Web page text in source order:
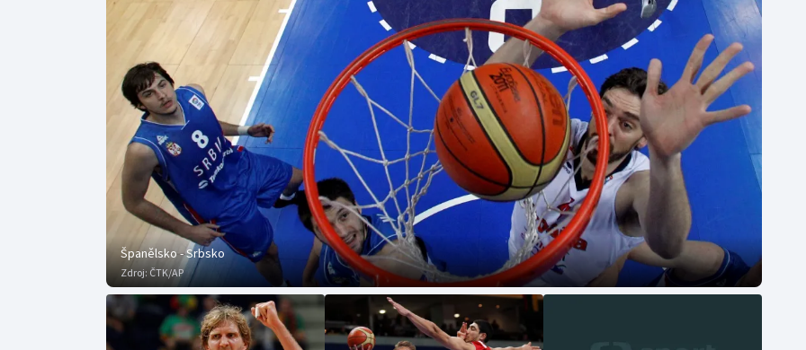
Curling
Florbal
Futsal
Golf
Gymnastika
Moderní pětiboj
Motorsport
Olympijské hry
Parasport
Plavání
Plážový volejbal
Triatlon
Veslování
Vodní slalom
Volejbal
Ostatní
Španělsko - Srbsko
Zdroj: ČTK/AP